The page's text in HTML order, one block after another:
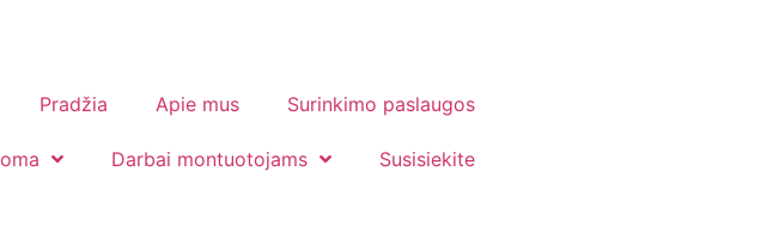
Pradžia Apie mus Surinkimo paslaugos
Darbai montuotojams Susisiekite